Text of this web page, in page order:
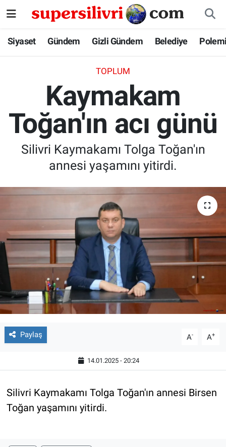
Siyaset Gündem Gizli Gündem Belediye
TOPLUM
Kaymakam
Toğan'ın acı günü
Silivri Kaymakamı Tolga Toğan'ın
annesi yaşamını yitirdi.
Paylaş A- A+
14.01.2025 - 20:24
Silivri Kaymakamı Tolga Toğan'ın annesi Birsen
Toğan yaşamını yitirdi.
Siyaset
Gizli Gündem
Belediye
Polemik
İstanbul Nöbetçi Eczaneler
İstanbul Namaz Vakitleri
İstanbul Trafik Yoğunluk Haritası
Süper Lig Puan Durumu ve Fikstür
Tüm Manşetler
Son Dakika Haberleri
Haber Arşivi